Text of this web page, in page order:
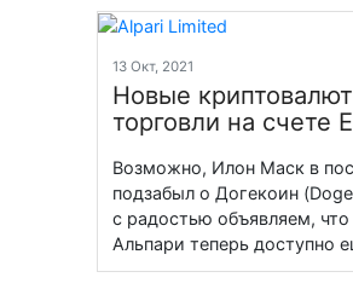
13 Окт, 2021
Новые
торговли на счете
Возможно, Илон Маск в
подзабыл о Догекоин
с радостью объявляем, что
Альпари теперь доступно